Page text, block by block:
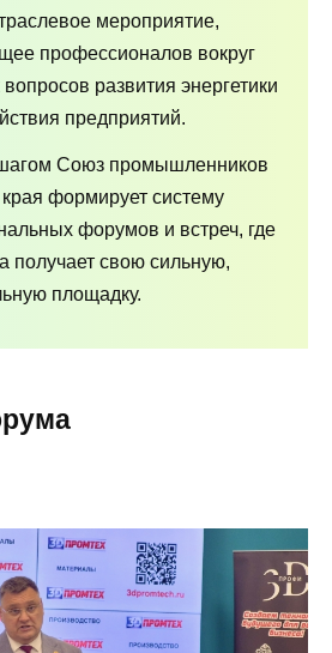
мероприятие,
профессионалов вокруг
развития энергетики
предприятий.
Союз промышленников
края формирует систему
форумов и встреч, где
получает свою сильную,
площадку.